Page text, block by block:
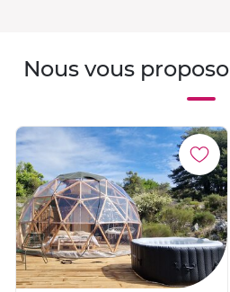
Nous vous